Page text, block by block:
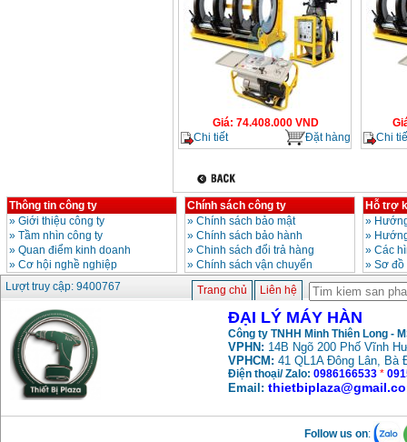
Giá: 74.408.000 VND
Chi tiết
Đặt hàng
Chi
Thông tin công ty
» Giới thiệu công ty
» Tầm nhìn công ty
» Quan điểm kinh doanh
» Cơ hội nghề nghiệp
Chính sách công ty
» Chính sách bảo mật
» Chính sách bảo hành
» Chinh sách đổi trả hàng
» Chính sách vận chuyển
Hỗ trợ
»
»
» Các
» Sơ
Lượt truy cập: 9400767
Trang chủ Liên hệ
ĐẠI LÝ MÁY HÀN
Công ty TNHH Minh Thiên Long -
VPHN: 14B Ngõ 200 Phố Vĩnh
VPHCM: 41 QL1A Đông Lân, Bà
Điện thoại/ Zalo: 0986166533 *
Email:
Follow us on: